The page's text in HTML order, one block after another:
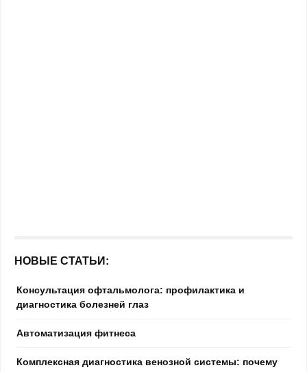
НОВЫЕ СТАТЬИ:
Консультация офтальмолога: профилактика и
диагностика болезней глаз
Автоматизация фитнеса
Комплексная диагностика венозной системы: почему